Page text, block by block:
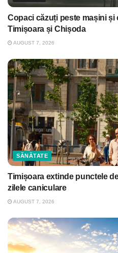
Copaci căzuți peste mașini
Timișoara și Chișoda
AUGUST 7, 2026
SĂNĂTATE
Timișoara extinde punctele
zilele caniculare
AUGUST 7, 2026